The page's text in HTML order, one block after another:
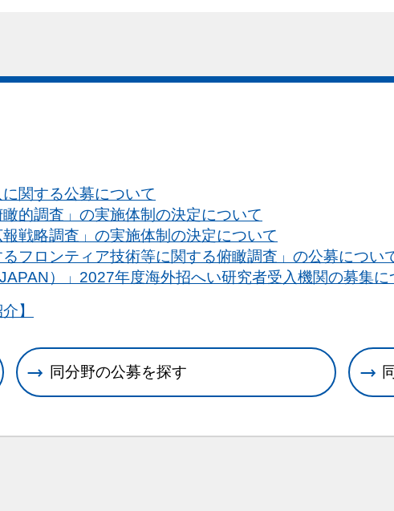
関する公募について
的調査」の実施体制の決定について
戦略調査」の実施体制の決定について
フロンティア技術等に関する俯瞰調査」の公募につい
）」2027年度海外招へい研究者受入機関の募集に
】
同分野の公募を探す